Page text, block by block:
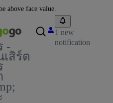
above face value.
-
เสิร์ต
1 new
notification